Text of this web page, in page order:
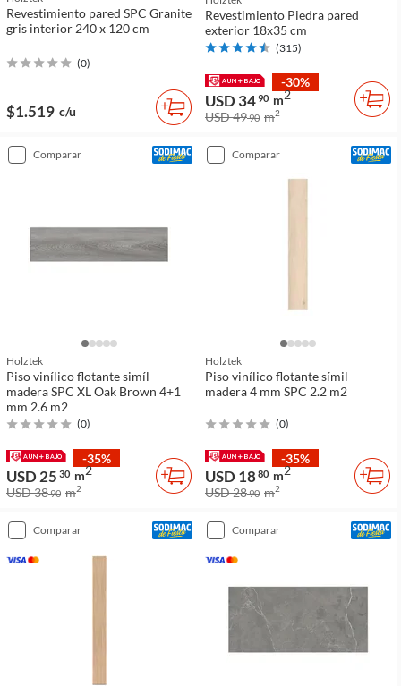
Revestimiento pared SPC Granite
gris interior 240 x 120 cm
(0)
$1.519 c/u
Revestimiento Piedra pared
exterior 18x35 cm
(315)
-30%
USD 3490 m2
USD 4990 m2
comparar
Holztek
Piso vinílico flotante simíl
madera SPC XL Oak Brown 4+1
mm 2.6 m2
(0)
-35%
USD 25 30 m2
USD 3890 m2
comparar
Holztek
Piso vinílico flotante símil
madera 4 mm SPC 2.2 m2
(0)
-35%
USD 1880 m2
USD 2890 m2
comparar comparar